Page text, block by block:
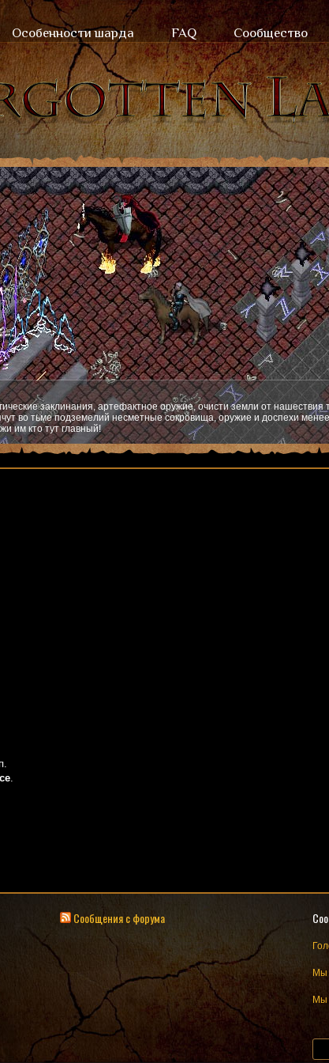
Особенности шарда FAQ Сообщество
заклинания, артефактное оружие, очисти земли от
во тьме подземелий несметные сокровища, оружие и доспехи
им кто тут главный!
.
Сообщения с форума
Мы
Мы